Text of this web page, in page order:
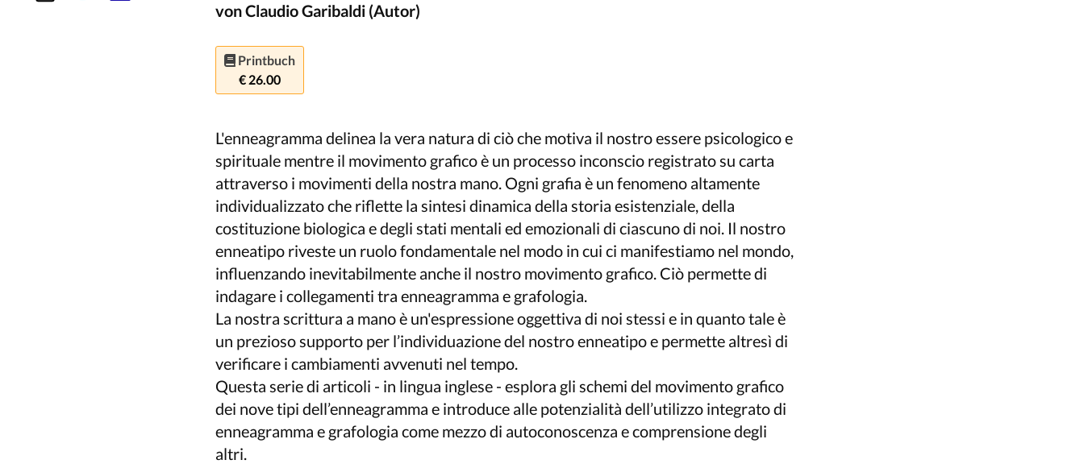
von Claudio Garibaldi (Autor)
Printbuch
€ 26.00
L'enneagramma delinea la vera natura di ciò che motiva il nostro essere psicologico e
spirituale mentre il movimento grafico è un processo inconscio registrato su carta
attraverso i movimenti della nostra mano. Ogni grafia è un fenomeno altamente
individualizzato che riflette la sintesi dinamica della storia esistenziale, della
costituzione biologica e degli stati mentali ed emozionali di ciascuno di noi. Il nostro
enneatipo riveste un ruolo fondamentale nel modo in cui ci manifestiamo nel mondo,
influenzando inevitabilmente anche il nostro movimento grafico. Ciò permette di
indagare i collegamenti tra enneagramma e grafologia.
La nostra scrittura a mano è un'espressione oggettiva di noi stessi e in quanto tale è
un prezioso supporto per l’individuazione del nostro enneatipo e permette altresì di
verificare i cambiamenti avvenuti nel tempo.
Questa serie di articoli - in lingua inglese - esplora gli schemi del movimento grafico
dei nove tipi dell’enneagramma e introduce alle potenzialità dell’utilizzo integrato di
enneagramma e grafologia come mezzo di autoconoscenza e comprensione degli
altri.